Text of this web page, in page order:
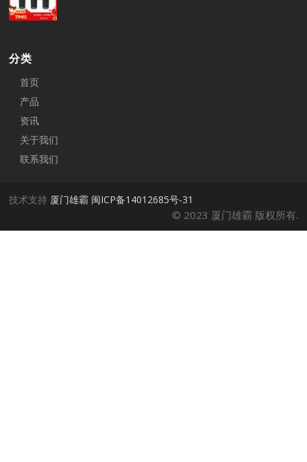
分类
首页
产品
资讯
关于我们
联系我们
技术支持 厦门雄霸 闽ICP备14012685号-31
© 2023 厦门雄霸 版权所有.